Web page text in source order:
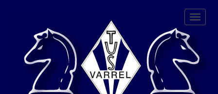
Toggle